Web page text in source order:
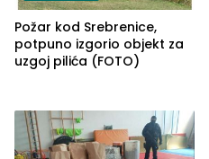
Požar kod Srebrenice,
potpuno izgorio objekt za
uzgoj pilića (FOTO)